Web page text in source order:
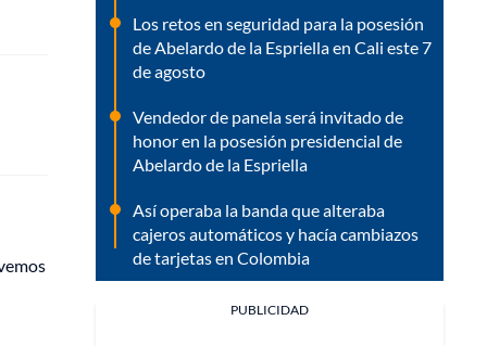
Los retos en seguridad para la posesión
de Abelardo de la Espriella en Cali este 7
de agosto
Vendedor de panela será invitado de
honor en la posesión presidencial de
Abelardo de la Espriella
Así operaba la banda que alteraba
cajeros automáticos y hacía cambiazos
de tarjetas en Colombia
PUBLICIDAD